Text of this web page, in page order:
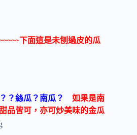
下面這是未刨過皮的瓜
？絲瓜？南瓜？ 如果是南
品皆可，亦可炒美味的金瓜